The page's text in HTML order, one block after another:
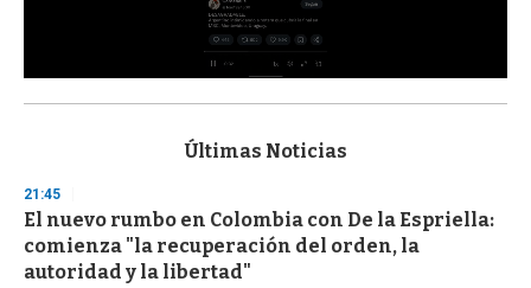
s
d
s
o
f
3
Últimas Noticias
21:45
El nuevo rumbo en Colombia con De la Espriella:
comienza "la recuperación del orden, la
autoridad y la libertad"